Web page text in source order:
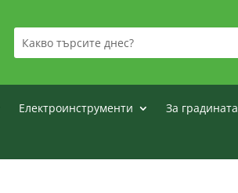
Електроинструменти За градината